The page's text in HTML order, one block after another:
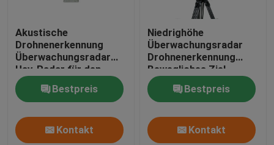
Akustische
Drohnenerkennung
Überwachungsradar
Uav-Radar für den
Umfang
Bestpreis
Kontakt
Niedrighöhe
Überwachungsradar
Drohnenerkennung
Bewegliches Ziel
Bestpreis
Kontakt